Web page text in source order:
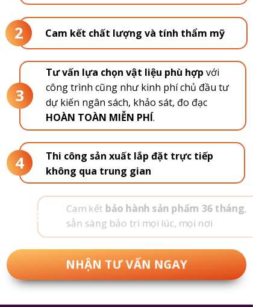
2 Cam kết chất lượng và tính thẩm mỹ
4
Thi công sản xuất lắp đặt trực tiếp
không qua trung gian
Cam kết bảo hành sản phẩm 36 tháng,
sẵn sàng bảo trì mọi lúc, mọi nơi
3
Tư vấn lựa chọn vật liệu phù hợp với
công trình cũng như kinh phí chủ đầu tư
dự kiến ngân sách, khảo sát, đo đạc
HOÀN TOÀN MIỄN PHÍ.
NHẬN TƯ VẤN NGAY